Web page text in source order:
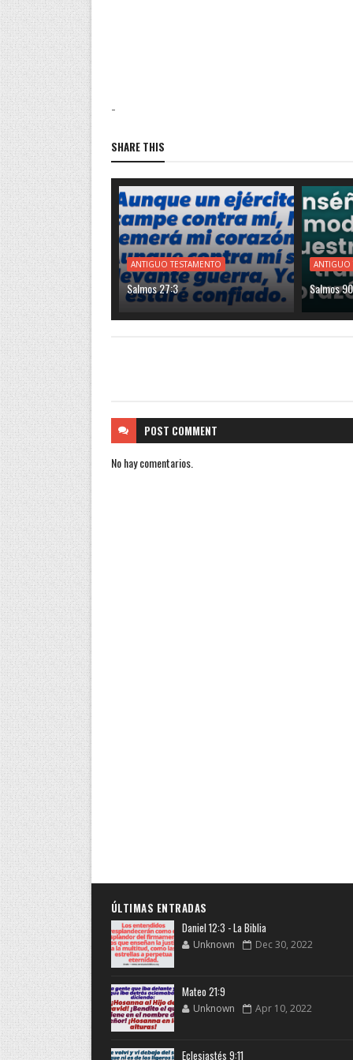
-
SHARE THIS
ANTIGUO TESTAMENTO
Salmos 27:3
ANTIGUO
Salmos
POST COMMENT
No hay comentarios.
ÚLTIMAS ENTRADAS
Daniel 12:3 - La Biblia
Unknown Dec 30, 2022
Mateo 21:9
Unknown Apr 10, 2022
Eclesiastés 9:11